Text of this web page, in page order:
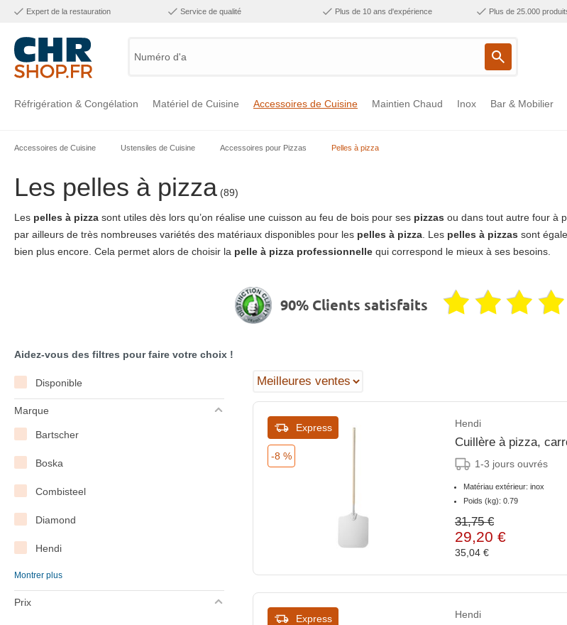
Expert de la restauration Service de qualité Plus de 10 ans d'expérience Plus de 25.000
Numéro d'artic
Réfrigération & Congélation Matériel de Cuisine Accessoires de Cuisine Maintien Chaud Inox Bar & Mobilier
Accessoires de Cuisine Ustensiles de Cuisine Accessoires pour Pizzas Pelles à pizza
Les pelles à pizza (89)
Les pelles à pizza sont utiles dès lors qu’on réalise une cuisson au feu de bois pour ses pizzas ou dans tout autre four à
par ailleurs de très nombreuses variétés des matériaux disponibles pour les pelles à pizza . Les pelles à pizzas sont
bien plus encore. Cela permet alors de choisir la pelle à pizza professionnelle qui correspond le mieux à ses besoins.
90% Clients satisfaits
Aidez-vous des filtres pour faire votre choix !
Disponible
Marque
Bartscher
Boska
Combisteel
Diamond
Hendi
Saro
Montrer plus
Prix
-8 %
Express Hendi
Cuillère à pizza,
1-3 jours ouvrés
Matériau extérieur: inox
Poids (kg): 0.79
31,75 €
29,20 €
35,04 €
Express Hendi